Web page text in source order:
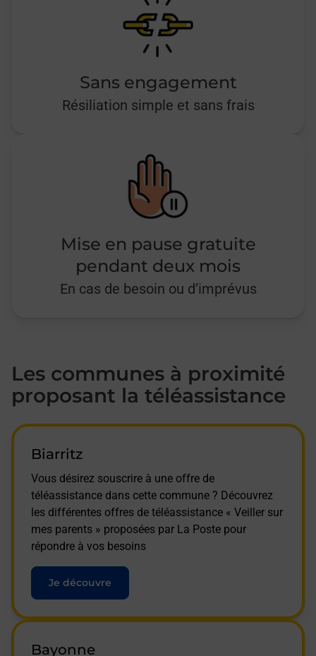
Sans engagement
Résiliation simple et sans frais
Mise en pause gratuite
pendant deux mois
En cas de besoin ou d’imprévus
Les communes à proximité
proposant la téléassistance
Biarritz
Vous désirez souscrire à une offre de
téléassistance dans cette commune ? Découvrez
les différentes offres de téléassistance « Veiller sur
mes parents » proposées par La Poste pour
répondre à vos besoins
Je découvre
Bayonne